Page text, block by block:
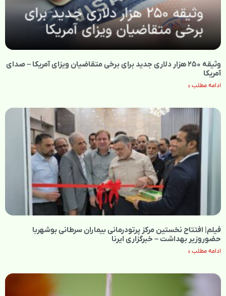
وثیقه ۲۵۰ هزار دلاری جدید برای برخی متقاضیان ویزای آمریکا – صدای
آمریکا
ادامه مطلب »
فیلم| افتتاح نخستین مرکز پرتودرمانی بیماران سرطانی بوشهربا
حضوروزیر بهداشت – خبرگزاری ایرنا
ادامه مطلب »